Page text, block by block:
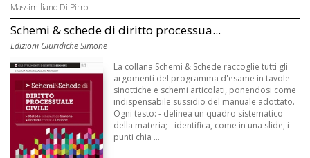
Massimiliano Di Pirro
Schemi & schede di diritto processua...
Edizioni Giuridiche Simone
La collana Schemi & Schede raccoglie tutti gli
argomenti del programma d'esame in tavole
sinottiche e schemi articolati, ponendosi come
indispensabile sussidio del manuale adottato.
Ogni testo: - delinea un quadro sistematico
della materia; - identifica, come in una slide, i
punti chia ...